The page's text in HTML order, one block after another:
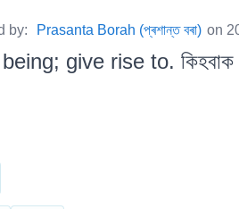
by: Prasanta Borah (প্ৰশান্ত বৰা) on
give rise to. কিহবাক